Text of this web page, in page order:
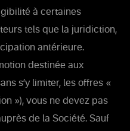
à certaines
tels que la juridiction,
antérieure.
destinée aux
s’y limiter, les offres «
»), vous ne devez pas
de la Société. Sauf